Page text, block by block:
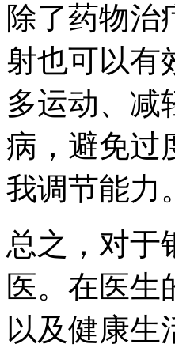
除了药物治
射也可以有
多运动、减
病，避免过
我调节能力。
总之，对于
医。在医生
以及健康生